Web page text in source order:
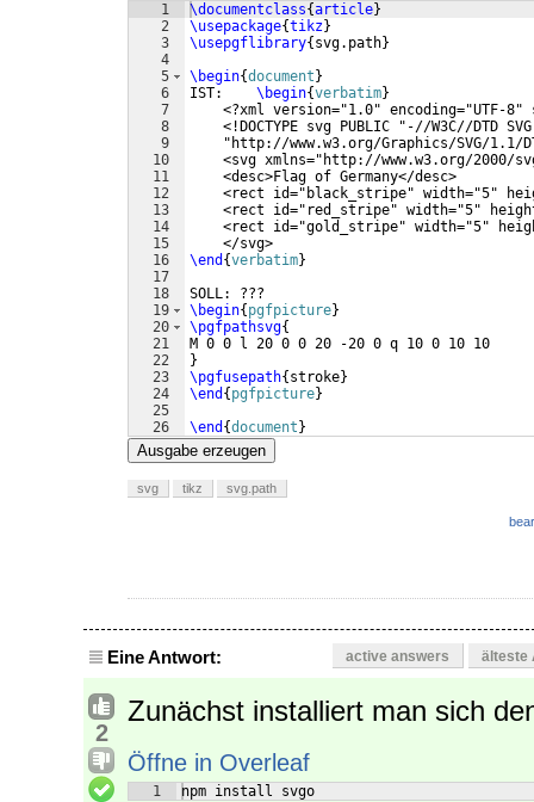
1
2
3
4
5
6
7
8
9
10
11
12
13
14
15
16
17
18
19
20
21
22
23
24
25
26
\documentclass{article}
\usepackage{tikz}
\usepgflibrary{ svg.path}
\begin{document }
IST: \begin{verbatim}
<?xml version="1.0" encoding="UTF-8"
<!DOCTYPE svg PUBLIC "-//W3C//DTD
"http://www.w3.org/Graphics/SVG/1.1/
<svg xmlns="http://www.w3.org/2000/
    <desc>Flag of Germany</desc>
<rect id="black_stripe" width="5"
<rect id="red_stripe" width="5"
<rect id="gold_stripe" width="5"
    </svg>
\end {verbatim}
SOLL: ???
\begin{ pgfpicture}
\pgfpathsvg{
M 0 0 l 20 0 0 20 -20 0 q 10 0 10 10
}
\pgfusepath{ stroke}
\end { pgfpicture}
\end {document }
Ausgabe erzeugen
svg tikz svg.path
Eine Antwort: active answers älteste
2
Zunächst installiert man sich
Öffne in Overleaf
1 npm install svgo